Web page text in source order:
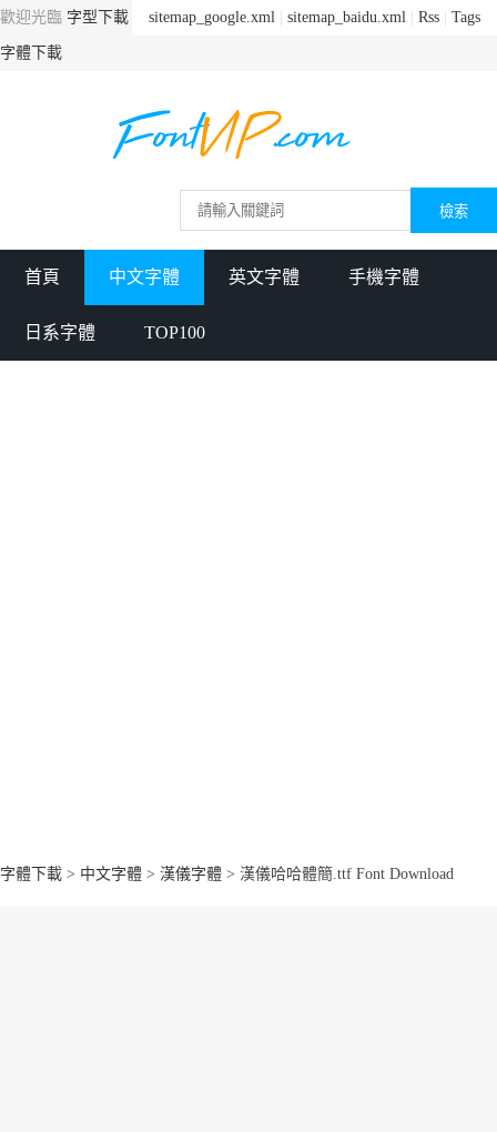
sitemap_google.xml sitemap_baidu.xml Rss Tags
歡迎光臨 字型下載
字體下載
首頁 中文字體 英文字體 手機字體
日系字體 TOP100
字體下載 > 中文字體 > 漢儀字體 > 漢儀哈哈體簡.ttf Font Download